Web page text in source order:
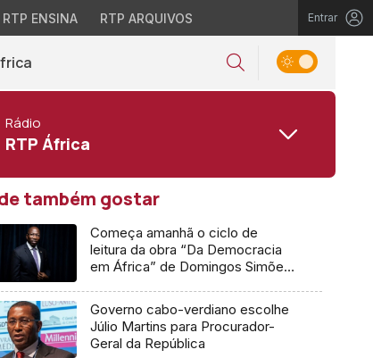
RTP ENSINA RTP ARQUIVOS Entrar
Rádio
RTP África
também gostar
Começa amanhã o ciclo de
leitura da obra “Da Democracia
em África” de Domingos Simões
Governo cabo-verdiano escolhe
Júlio Martins para Procurador-
Geral da República